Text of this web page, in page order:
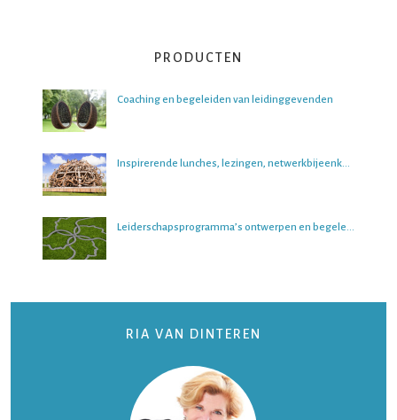
PRODUCTEN
Coaching en begeleiden van leidinggevenden
Inspirerende lunches, lezingen, netwerkbijeenkomsten en boeksessies
Leiderschapsprogramma’s ontwerpen en begeleiden
RIA VAN DINTEREN